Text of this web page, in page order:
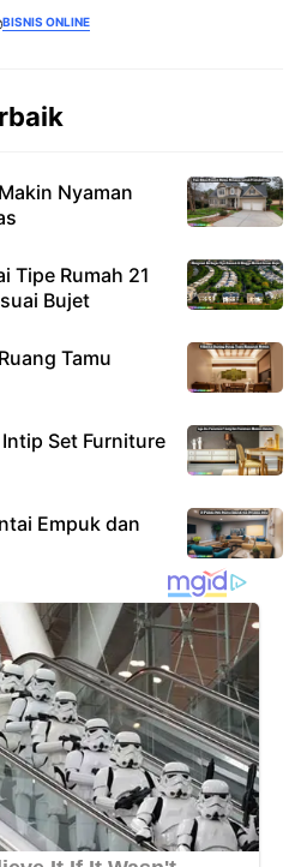
BISNIS ONLINE
Nyaman
Tipe Rumah 21
Bujet
Tamu
Set Furniture
Empuk dan